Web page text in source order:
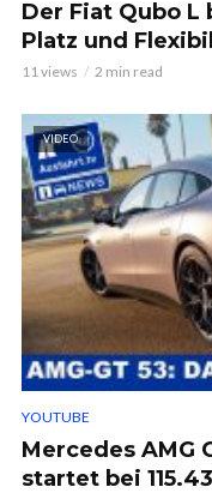
Der Fiat Qubo L
Platz und
11 views 2 min read
VIDEO
YOUTUBE
Mercedes AMG
startet bei